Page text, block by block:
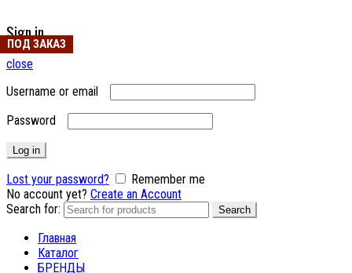
Sign in
close
Username or email
Password
Log in
Lost your password?
Remember me
No account yet? Create an Account
Search for:
Search
Главная
Каталог
БРЕНДЫ
ПОД ЗАКАЗ